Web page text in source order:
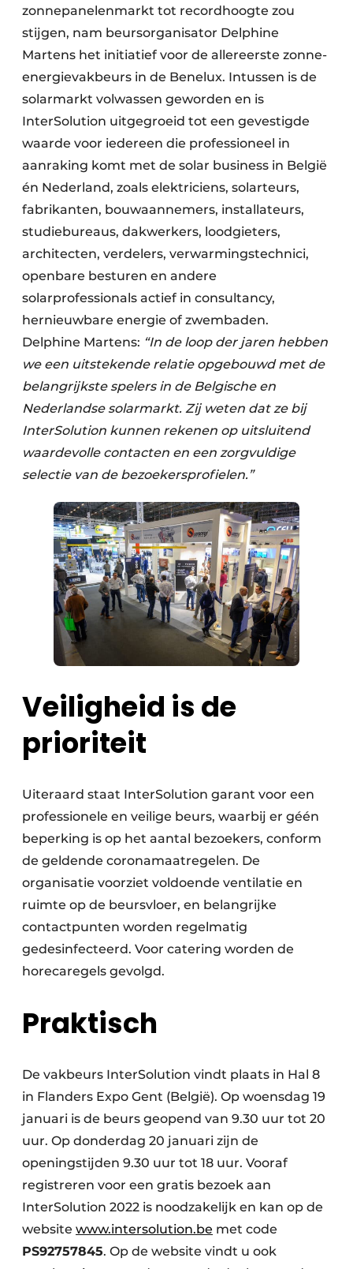
zonnepanelenmarkt tot recordhoogte zou
stijgen, nam beursorganisator Delphine
Martens het initiatief voor de allereerste zonne-
energievakbeurs in de Benelux. Intussen is de
solarmarkt volwassen geworden en is
InterSolution uitgegroeid tot een gevestigde
waarde voor iedereen die professioneel in
aanraking komt met de solar business in België
én Nederland, zoals elektriciens, solarteurs,
fabrikanten, bouwaannemers, installateurs,
studiebureaus, dakwerkers, loodgieters,
architecten, verdelers, verwarmingstechnici,
openbare besturen en andere
solarprofessionals actief in consultancy,
hernieuwbare energie of zwembaden.
Delphine Martens: “In de loop der jaren hebben
we een uitstekende relatie opgebouwd met de
belangrijkste spelers in de Belgische en
Nederlandse solarmarkt. Zij weten dat ze bij
InterSolution kunnen rekenen op uitsluitend
waardevolle contacten en een zorgvuldige
selectie van de bezoekersprofielen.”
Veiligheid is de
prioriteit
Uiteraard staat InterSolution garant voor een
professionele en veilige beurs, waarbij er géén
beperking is op het aantal bezoekers, conform
de geldende coronamaatregelen. De
organisatie voorziet voldoende ventilatie en
ruimte op de beursvloer, en belangrijke
contactpunten worden regelmatig
gedesinfecteerd. Voor catering worden de
horecaregels gevolgd.
Praktisch
De vakbeurs InterSolution vindt plaats in Hal 8
in Flanders Expo Gent (België). Op woensdag 19
januari is de beurs geopend van 9.30 uur tot 20
uur. Op donderdag 20 januari zijn de
openingstijden 9.30 uur tot 18 uur. Vooraf
registreren voor een gratis bezoek aan
InterSolution 2022 is noodzakelijk en kan op de
website www.intersolution.be met code
PS92757845. Op de website vindt u ook